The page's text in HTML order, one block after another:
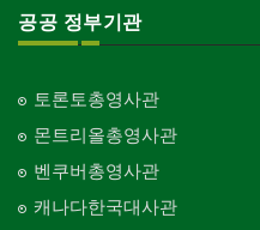
공공 정부기관
토론토총영사관
몬트리올총영사관
벤쿠버총영사관
캐나다한국대사관